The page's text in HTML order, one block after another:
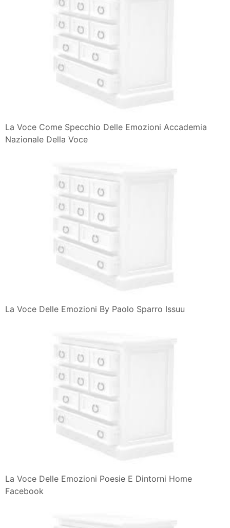
La Voce Come Specchio Delle Emozioni Accademia
Nazionale Della Voce
La Voce Delle Emozioni By Paolo Sparro Issuu
La Voce Delle Emozioni Poesie E Dintorni Home
Facebook